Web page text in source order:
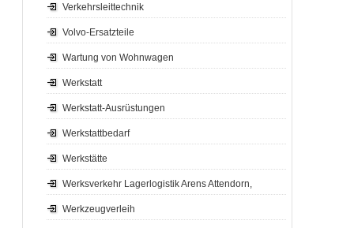
Verkehrsleittechnik
Volvo-Ersatzteile
Wartung von Wohnwagen
Werkstatt
Werkstatt-Ausrüstungen
Werkstattbedarf
Werkstätte
Werksverkehr Lagerlogistik Arens Attendorn,
Werkzeugverleih